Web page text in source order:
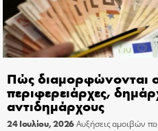
Πώς διαμορφώνονται
περιφερειάρχες,
αντιδημάρχους
24 Ιουλίου, 2026Αυξήσεις αμοιβών